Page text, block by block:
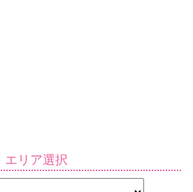
エリア選択